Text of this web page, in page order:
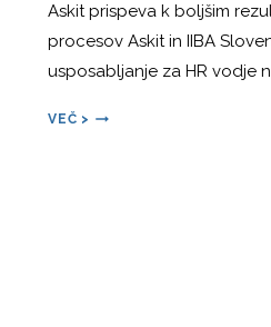
Askit prispeva k boljšim
procesov Askit in IIBA
usposabljanje za HR vodje
VEČ > KAKO